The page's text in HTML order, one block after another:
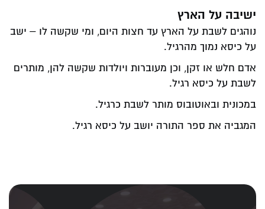
ישיבה על הארץ
נוהגים לשבת על הארץ עד חצות היום, ומי שקשה לו – ישב
על כיסא נמוך מהרגיל.
אדם חלש או זקן, וכן מעוברות ויולדות שקשה להן, מותרים
לשבת על כיסא רגיל.
במכונית ובאוטובוס מותר לשבת כרגיל.
המגביה את ספר התורה יושב על כיסא רגיל.